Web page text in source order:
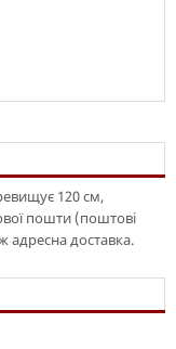
120 см,
пошти (поштові
адресна доставка.